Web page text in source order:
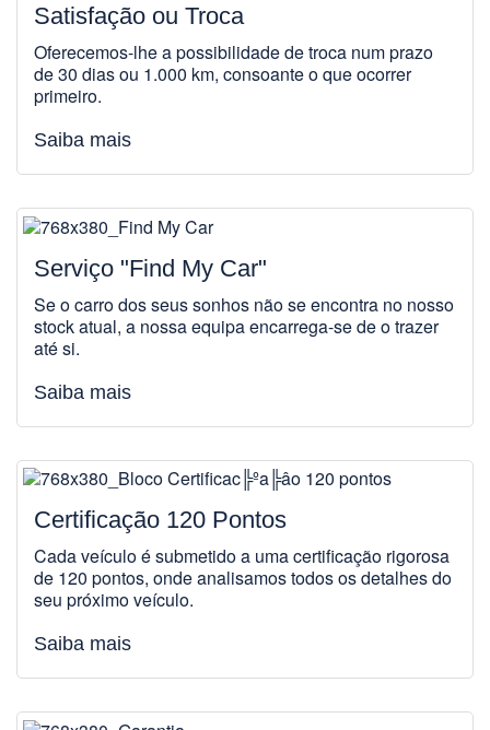
Satisfação ou Troca
Oferecemos-lhe a possibilidade de troca num prazo
de 30 dias ou 1.000 km, consoante o que ocorrer
primeiro.
Saiba mais
Serviço "Find My Car"
Se o carro dos seus sonhos não se encontra no nosso
stock atual, a nossa equipa encarrega-se de o trazer
até si.
Saiba mais
Certificação 120 Pontos
Cada veículo é submetido a uma certificação rigorosa
de 120 pontos, onde analisamos todos os detalhes do
seu próximo veículo.
Saiba mais